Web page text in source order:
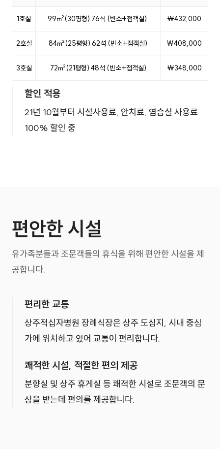
1호실 99㎡(30평형) 76석 (빈소+접객실) ₩432,000
2호실 84㎡(25평형) 62석 (빈소+접객실) ₩408,000
3호실 72㎡(21평형) 48석 (빈소+접객실) ₩348,000
할인 적용
21년 10월부터 시설사용료, 안치료, 염습실 사용료
100% 할인 중
편안한 시설
유가족분들과 조문객들의 휴식을 위해 편안한 시설을 제
공합니다.
편리한 교통
상주적십자병원 장례식장은 상주 도심지, 시내 중심
가에 위치하고 있어 교통이 편리합니다.
쾌적한 시설, 적절한 편의 제공
분향실 및 상주 휴게실 등 쾌적한 시설로 조문객의 문
상을 받는데 편의를 제공합니다.